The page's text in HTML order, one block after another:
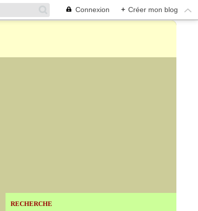
Connexion + Créer mon blog
RECHERCHE